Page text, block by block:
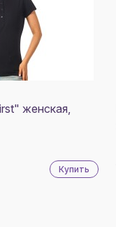
женская,
Купить